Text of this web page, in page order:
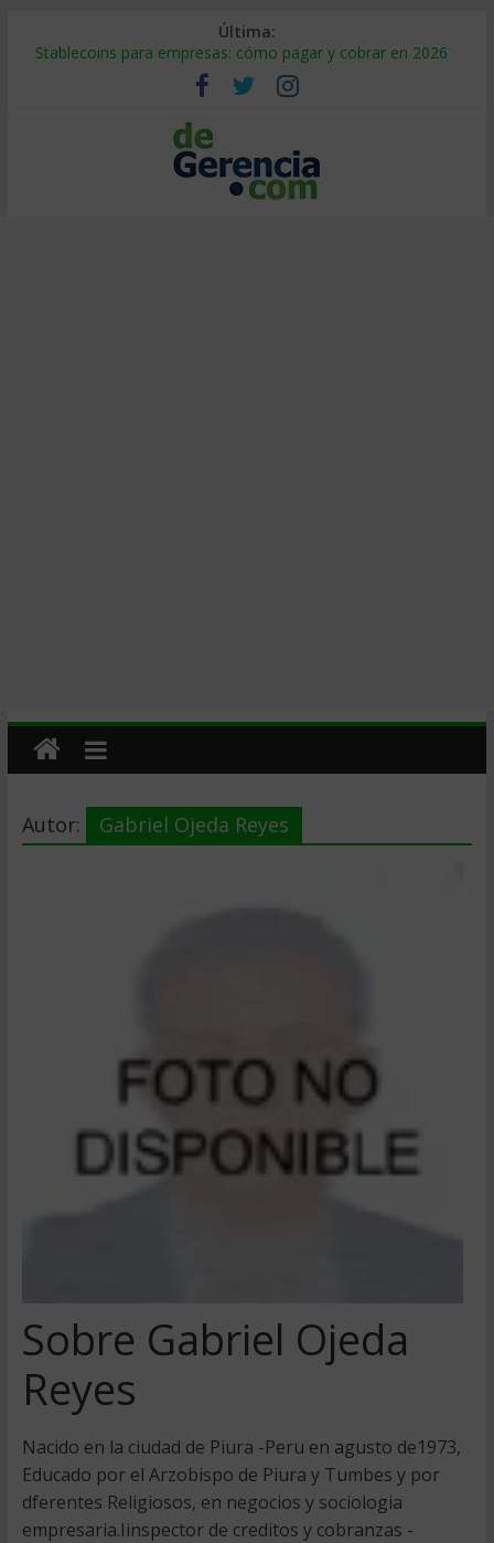
Última:
Stablecoins para empresas: cómo pagar y cobrar en 2026
Despido silencioso: qué es y por qué sale tan caro
IA en selección de personal: cómo auditarla a tiempo
Trabajo forzoso en la cadena de suministro: qué hacer
Mercado hispano de EE. UU.: cómo segmentarlo y venderle
Autor: Gabriel Ojeda Reyes
Sobre Gabriel Ojeda
Reyes
Nacido en la ciudad de Piura -Peru en agusto de1973,
Educado por el Arzobispo de Piura y Tumbes y por
dferentes Religiosos, en negocios y sociologia
empresaria.Iinspector de creditos y cobranzas -